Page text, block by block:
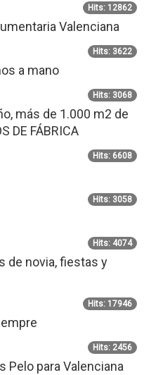
Hits: 12862
Valenciana
Hits: 3622
a mano
Hits: 3068
más de 1.000 m2 de
DE FÁBRICA
Hits: 6608
Hits: 3058
Hits: 4074
de novia, fiestas y
Hits: 17946
Hits: 2456
Pelo para Valenciana